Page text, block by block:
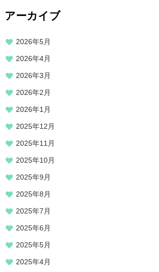
アーカイブ
2026年5月
2026年4月
2026年3月
2026年2月
2026年1月
2025年12月
2025年11月
2025年10月
2025年9月
2025年8月
2025年7月
2025年6月
2025年5月
2025年4月